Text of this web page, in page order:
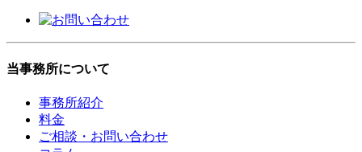
当事務所について
事務所紹介
料金
ご相談・お問い合わせ